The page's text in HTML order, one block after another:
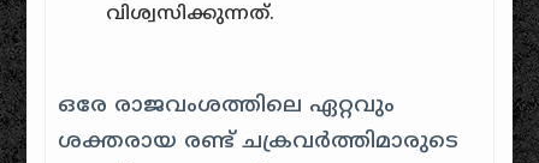
വിശ്വസിക്കുന്നത്.
ഒരേ രാജവംശത്തിലെ ഏറ്റവും
ശക്തരായ രണ്ട് ചക്രവർത്തിമാരുടെ